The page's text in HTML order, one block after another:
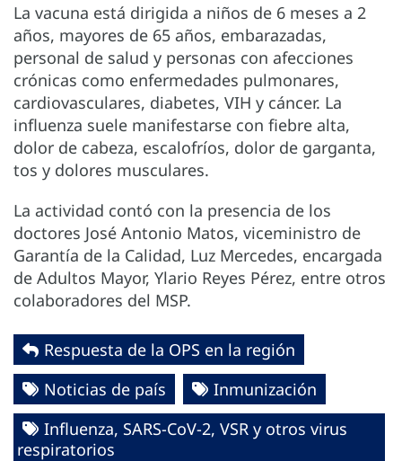
La vacuna está dirigida a niños de 6 meses a 2
años, mayores de 65 años, embarazadas,
personal de salud y personas con afecciones
crónicas como enfermedades pulmonares,
cardiovasculares, diabetes, VIH y cáncer. La
influenza suele manifestarse con fiebre alta,
dolor de cabeza, escalofríos, dolor de garganta,
tos y dolores musculares.
La actividad contó con la presencia de los
doctores José Antonio Matos, viceministro de
Garantía de la Calidad, Luz Mercedes, encargada
de Adultos Mayor, Ylario Reyes Pérez, entre otros
colaboradores del MSP.
Respuesta de la OPS en la región
Noticias de país
Inmunización
Influenza, SARS-CoV-2, VSR y otros virus
respiratorios